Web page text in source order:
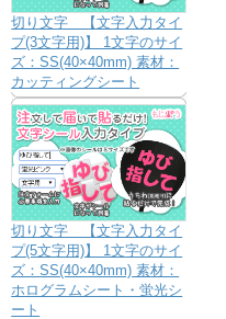
切り文字 【文字入力タイ
プ(3文字用)】 1文字のサイ
ズ：SS(40×40mm) 素材：
カッティングシート
切り文字 【文字入力タイ
プ(5文字用)】 1文字のサイ
ズ：SS(40×40mm) 素材：
ホログラムシート・蛍光シ
ート